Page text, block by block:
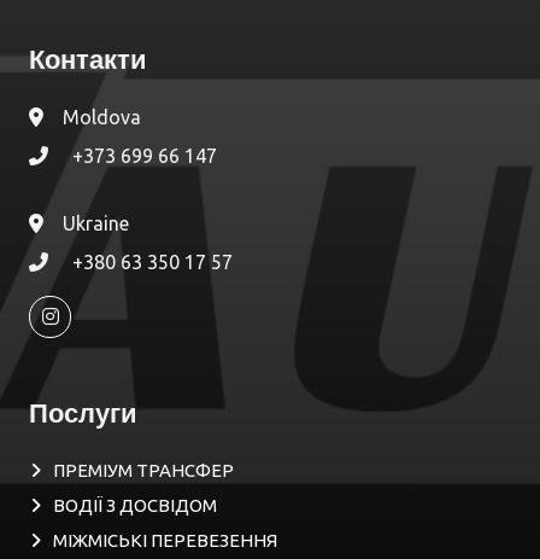
Контакти
Moldova
+373 699 66 147
Ukraine
+380 63 350 17 57
Послуги
ПРЕМІУМ ТРАНСФЕР
ВОДІЇ З ДОСВІДОМ
МІЖМІСЬКІ ПЕРЕВЕЗЕННЯ